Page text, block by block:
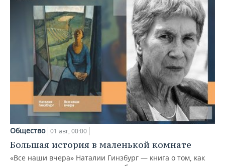
Общество 01 авг, 00:00
Большая история в маленькой комнате
«Все наши вчера» Наталии Гинзбург — книга о том, как